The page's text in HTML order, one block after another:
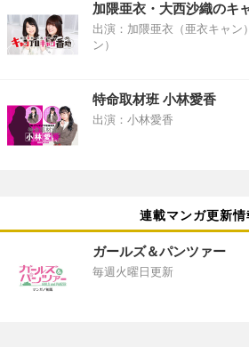
加隈亜衣・大西沙織のキ
出演：加隈亜衣（亜衣キャン
ン）
特命取材班 小林愛香
出演：小林愛香
連載マンガ更新情
ガールズ＆パンツァー
毎週火曜日更新